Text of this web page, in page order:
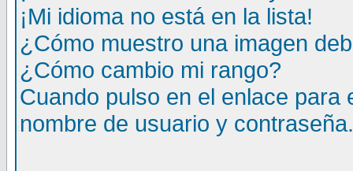
¡Mi idioma no está en la lista!
¿Cómo muestro una imagen
¿Cómo cambio mi rango?
Cuando pulso en el enlace
nombre de usuario y contraseña.